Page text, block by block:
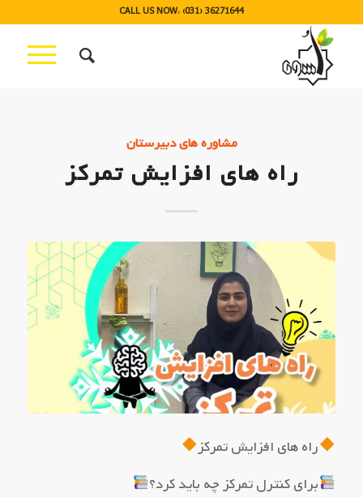
CALL US NOW: (031) 36271644
مشاوره های دبیرستان
راه های افزایش تمرکز
راه های افزایش تمرکز
برای کنترل تمرکز چه باید کرد؟